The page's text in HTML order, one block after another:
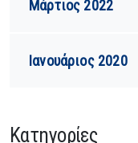
Μάρτιος 2022
Ιανουάριος 2020
Kατηγορίες